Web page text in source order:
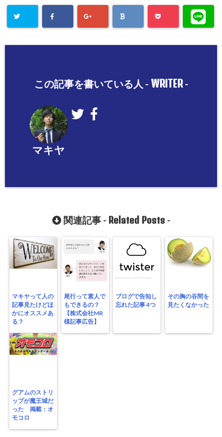
この記事を書いている人 - WRITER-
マキヤ
関連記事 - Related Posts-
マキヤって人の
記事見たけどほ
かにオススメあ
る？
尾行って素人で
もできるの？
【株式会社MR
様記事広告】
ブログで告知し
忘れた記事 4つ
その胸の谷間を
見たくなかった
グアムのストリ
ップが魔王城だ
った 掲載：オ
モコロ